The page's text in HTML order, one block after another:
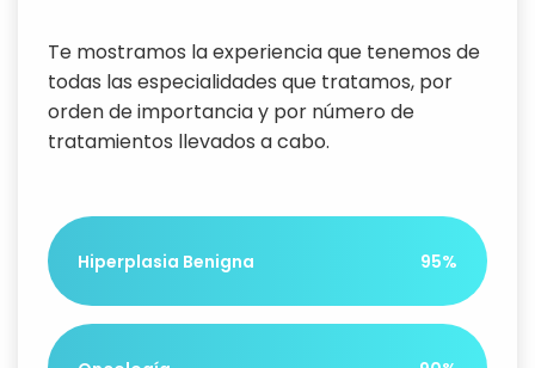
Te mostramos la experiencia que tenemos de
todas las especialidades que tratamos, por
orden de importancia y por número de
tratamientos llevados a cabo.
Hiperplasia Benigna 95%